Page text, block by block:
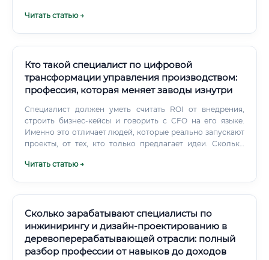
Читать статью →
Кто такой специалист по цифровой
трансформации управления производством:
профессия, которая меняет заводы изнутри
Специалист должен уметь считать ROI от внедрения,
строить бизнес-кейсы и говорить с CFO на его языке.
Именно это отличает людей, которые реально запускают
проекты, от тех, кто только предлагает идеи. Сколько
производства Один из самых практичных вопросов.
Читать статью →
Сколько зарабатывают специалисты по
инжинирингу и дизайн-проектированию в
деревоперерабатывающей отрасли: полный
разбор профессии от навыков до доходов